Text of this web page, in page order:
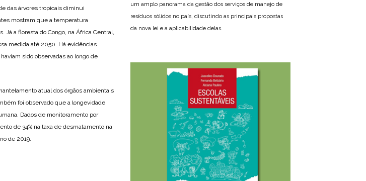
das árvores tropicais diminui
mostram que a temperatura
a floresta do Congo, na África Central,
medida até 2050. Há evidências
sido observadas ao longo de
atual dos órgãos ambientais
foi observado que a longevidade
Dados de monitoramento por
de 34% na taxa de desmatamento na
de 2019.
um amplo panorama da gestão dos serviços de manejo de
resíduos sólidos no país, discutindo as principais propostas
da nova lei e a aplicabilidade delas.